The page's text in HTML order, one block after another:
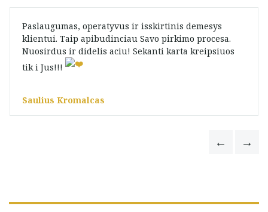
Paslaugumas, operatyvus ir isskirtinis demesys
klientui. Taip apibudinciau Savo pirkimo procesa.
Nuosirdus ir didelis aciu! Sekanti karta kreipsiuos
tik i Jus!!!
Saulius Kromalcas